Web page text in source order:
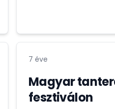
elemeket is ötvöző,...
7 éve
Magyar
fesztiválon